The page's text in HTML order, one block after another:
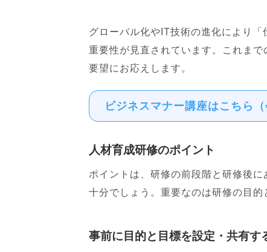
グローバル化やIT技術の進化により
重要性が見直されています。これま
要望にお応えします。
ビジネスマナー講座はこちら（
人材育成研修のポイント
ポイントは、研修の前段階と研修後
十分でしょう。重要なのは研修の目的
事前に目的と目標を設定・共有す